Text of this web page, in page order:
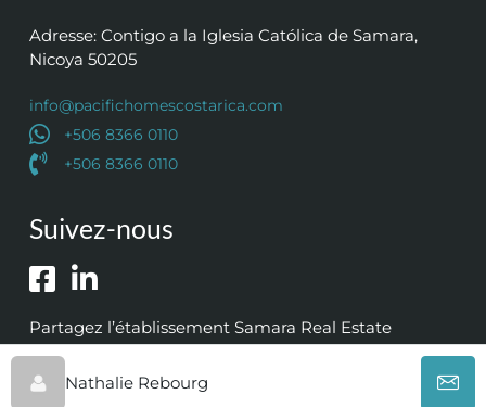
Nathalie Rebourg
Adresse: Contigo a la Iglesia Católica de Samara,
Nicoya 50205
info@pacifichomescostarica.com
+506 8366 0110
+506 8366 0110
Suivez-nous
Partagez l’établissement Samara Real Estate